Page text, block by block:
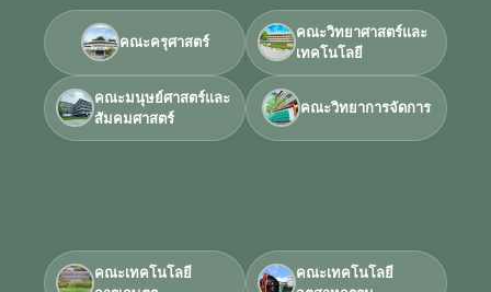
คณะครุศาสตร์
คณะวิทยาศาสตร์และ
เทคโนโลยี
คณะมนุษย์ศาสตร์และ
สัมคมศาสตร์
คณะวิทยาการจัดการ
คณะเทคโนโลยี
คณะเทคโนโลยี